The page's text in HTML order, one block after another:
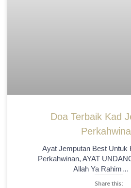
Doa Terbaik Kad
Ayat Jemputan Best Untuk
Perkahwinan, AYAT
Allah Ya Rahim…
Share this: